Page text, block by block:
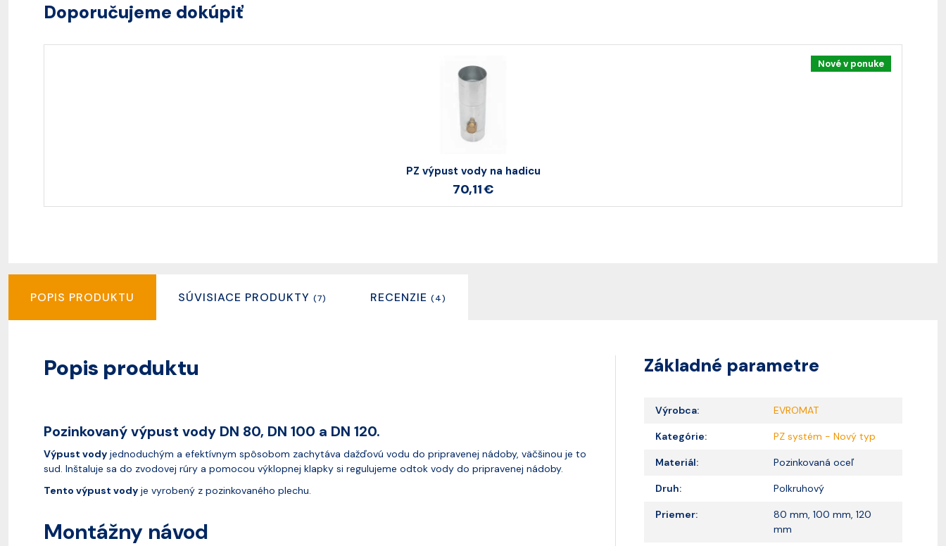
Doporučujeme dokúpiť
Nové v ponuke
PZ výpust vody na hadicu
70,11 €
POPIS PRODUKTU SÚVISIACE PRODUKTY (7) RECENZIE (4)
Popis produktu
Pozinkovaný výpust vody DN 80, DN 100 a DN 120.
Výpust vody jednoduchým a efektívnym spôsobom zachytáva dažďovú vodu do pripravenej nádoby, väčšinou je to
sud. Inštaluje sa do zvodovej rúry a pomocou výklopnej klapky si regulujeme odtok vody do pripravenej nádoby.
Tento výpust vody je vyrobený z pozinkovaného plechu.
Montážny návod
Základné parametre
Výrobca: EVROMAT
Kategórie: PZ systém - Nový typ
Materiál: Pozinkovaná oceľ
Druh: Polkruhový
Priemer:
80 mm, 100 mm, 120
mm